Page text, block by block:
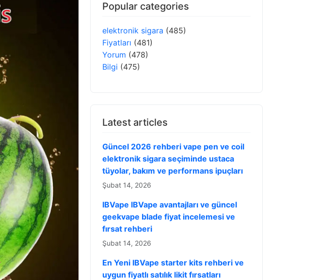
Popular categories
elektronik sigara (485)
Fiyatları (481)
Yorum (478)
Bilgi (475)
Latest articles
Güncel 2026 rehberi vape pen ve coil
elektronik sigara seçiminde ustaca
tüyolar, bakım ve performans ipuçları
Şubat 14, 2026
IBVape IBVape avantajları ve güncel
geekvape blade fiyat incelemesi ve
fırsat rehberi
Şubat 14, 2026
En Yeni IBVape starter kits rehberi ve
uygun fiyatlı satılık likit fırsatları